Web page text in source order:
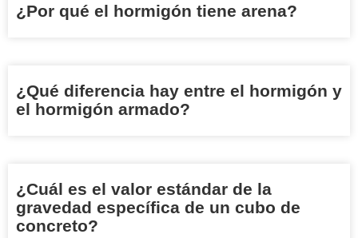
¿Por qué el hormigón tiene arena?
¿Qué diferencia hay entre el hormigón y
el hormigón armado?
¿Cuál es el valor estándar de la
gravedad específica de un cubo de
concreto?